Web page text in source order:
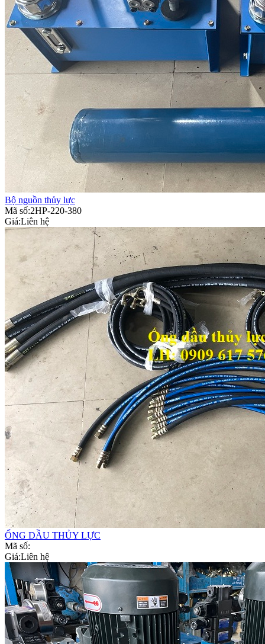
Bộ nguồn thủy lực
Mã số:2HP-220-380
Giá:Liên hệ
ỐNG DẦU THỦY LỰC
Mã số:
Giá:Liên hệ